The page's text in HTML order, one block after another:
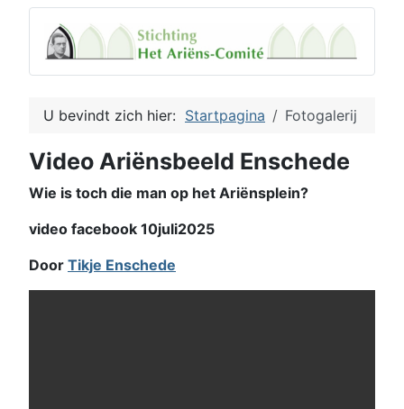
U bevindt zich hier: Startpagina Fotogalerij
Video Ariënsbeeld Enschede
Wie is toch die man op het Ariënsplein?
video facebook 10juli2025
Door Tikje Enschede